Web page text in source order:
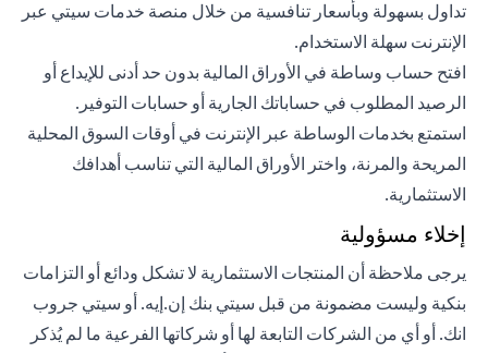
تداول بسهولة وبأسعار تنافسية من خلال منصة خدمات سيتي عبر
الإنترنت سهلة الاستخدام.
افتح حساب وساطة في الأوراق المالية بدون حد أدنى للإيداع أو
الرصيد المطلوب في حساباتك الجارية أو حسابات التوفير.
استمتع بخدمات الوساطة عبر الإنترنت في أوقات السوق المحلية
المريحة والمرنة، واختر الأوراق المالية التي تناسب أهدافك
الاستثمارية.
إخلاء مسؤولية
يرجى ملاحظة أن المنتجات الاستثمارية لا تشكل ودائع أو التزامات
بنكية وليست مضمونة من قبل سيتي بنك إن.إيه. أو سيتي جروب
انك. أو أي من الشركات التابعة لها أو شركاتها الفرعية ما لم يُذكر